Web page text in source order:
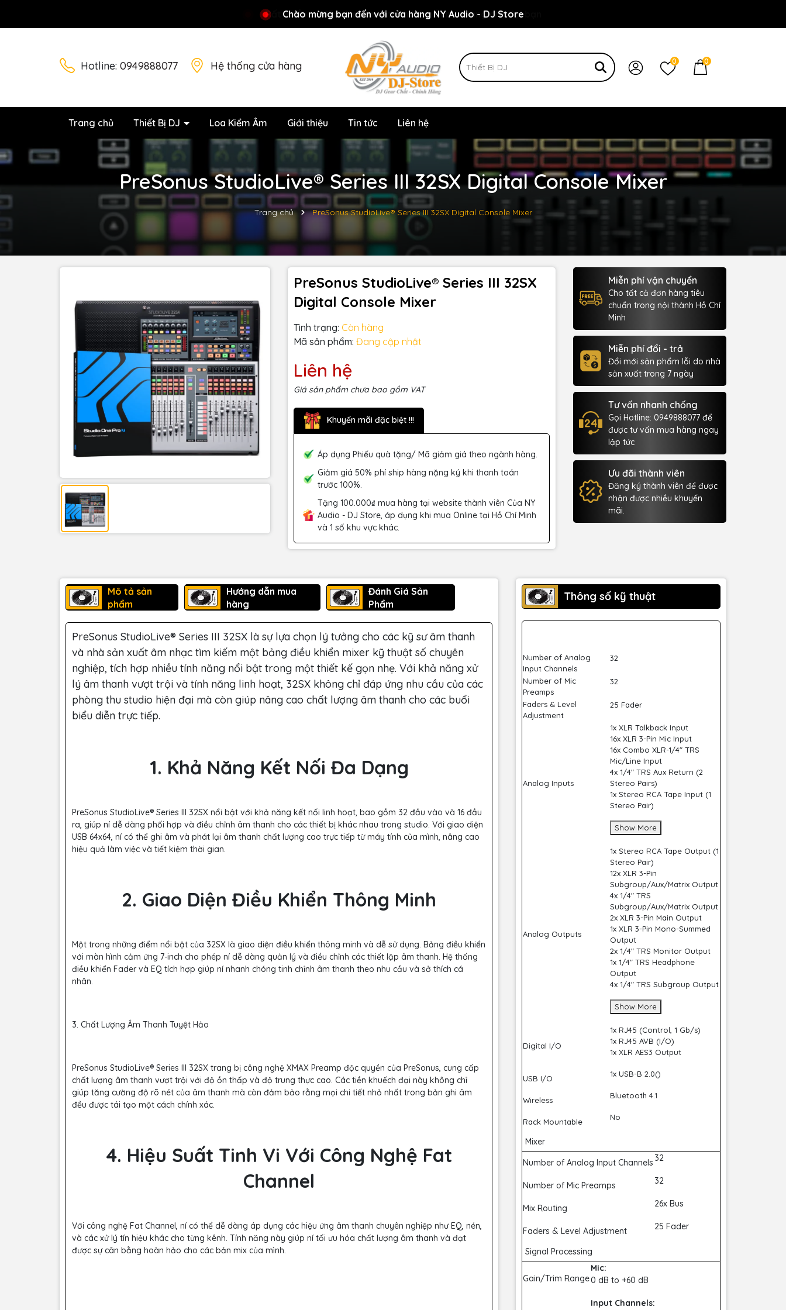
Chào mừng bạn đến với cửa hàng NY Audio - DJ Store
Rất nhiều ưu đãi và chương trình khuyến mãi đang chờ đợi bạn
Hotline: 0949888077 Hệ thống cửa hàng 0 0
Trang chủ Thiết Bị DJ Loa Kiểm Âm Giới thiệu Tin tức Liên hệ
PreSonus StudioLive® Series III 32SX Digital Console Mixer
Trang chủ PreSonus StudioLive® Series III 32SX Digital Console Mixer
PreSonus StudioLive® Series III 32SX
Digital Console Mixer
Tình trạng: Còn hàng
Mã sản phẩm: Đang cập nhật
Liên hệ
Giá sản phẩm chưa bao gồm VAT
Khuyến mãi đặc biệt !!!
Áp dụng Phiếu quà tặng/ Mã giảm giá theo ngành hàng.
Giảm giá 50% phí ship hàng nặng ký khi thanh toán
trước 100%.
Tặng 100.000₫ mua hàng tại website thành viên Của NY
Audio - DJ Store, áp dụng khi mua Online tại Hồ Chí Minh
và 1 số khu vực khác.
Miễn phí vận chuyển
Cho tất cả đơn hàng tiêu
chuẩn trong nội thành Hồ Chí
Minh
Miễn phí đổi - trả
Đổi mới sản phẩm lỗi do nhà
sản xuất trong 7 ngày
Tư vấn nhanh chống
Gọi Hotline: 0949888077 để
được tư vấn mua hàng ngay
lập tức
Ưu đãi thành viên
Đăng ký thành viên để được
nhận được nhiều khuyến
mãi.
Mô tả sản
phẩm
Hướng dẫn mua
hàng
Đánh Giá Sản
Phẩm
PreSonus StudioLive® Series III 32SX là sự lựa chọn lý tưởng cho các kỹ sư âm thanh
và nhà sản xuất âm nhạc tìm kiếm một bảng điều khiển mixer kỹ thuật số chuyên
nghiệp, tích hợp nhiều tính năng nổi bật trong một thiết kế gọn nhẹ. Với khả năng xử
lý âm thanh vượt trội và tính năng linh hoạt, 32SX không chỉ đáp ứng nhu cầu của các
phòng thu studio hiện đại mà còn giúp nâng cao chất lượng âm thanh cho các buổi
biểu diễn trực tiếp.
1. Khả Năng Kết Nối Đa Dạng
PreSonus StudioLive® Series III 32SX nổi bật với khả năng kết nối linh hoạt, bao gồm 32 đầu vào và 16 đầu
ra, giúp ní dễ dàng phối hợp và điều chỉnh âm thanh cho các thiết bị khác nhau trong studio. Với giao diện
USB 64x64, ní có thể ghi âm và phát lại âm thanh chất lượng cao trực tiếp từ máy tính của mình, nâng cao
hiệu quả làm việc và tiết kiệm thời gian.
2. Giao Diện Điều Khiển Thông Minh
Một trong những điểm nổi bật của 32SX là giao diện điều khiển thông minh và dễ sử dụng. Bảng điều khiển
với màn hình cảm ứng 7-inch cho phép ní dễ dàng quản lý và điều chỉnh các thiết lập âm thanh. Hệ thống
điều khiển Fader và EQ tích hợp giúp ní nhanh chóng tinh chỉnh âm thanh theo nhu cầu và sở thích cá
nhân.
3. Chất Lượng Âm Thanh Tuyệt Hảo
PreSonus StudioLive® Series III 32SX trang bị công nghệ XMAX Preamp độc quyền của PreSonus, cung cấp
chất lượng âm thanh vượt trội với độ ồn thấp và độ trung thực cao. Các tiền khuếch đại này không chỉ
giúp tăng cường độ rõ nét của âm thanh mà còn đảm bảo rằng mọi chi tiết nhỏ nhất trong bản ghi âm
đều được tái tạo một cách chính xác.
4. Hiệu Suất Tinh Vi Với Công Nghệ Fat
Channel
Với công nghệ Fat Channel, ní có thể dễ dàng áp dụng các hiệu ứng âm thanh chuyên nghiệp như EQ, nén,
và các xử lý tín hiệu khác cho từng kênh. Tính năng này giúp ní tối ưu hóa chất lượng âm thanh và đạt
được sự cân bằng hoàn hảo cho các bản mix của mình.
Thông số kỹ thuật
Number of Analog
Input Channels
32
Number of Mic
Preamps
32
Faders & Level
Adjustment
25 Fader
Analog Inputs
1x XLR Talkback Input
16x XLR 3-Pin Mic Input
16x Combo XLR-1/4" TRS
Mic/Line Input
4x 1/4" TRS Aux Return (2
Stereo Pairs)
1x Stereo RCA Tape Input (1
Stereo Pair)
Show More
Analog Outputs
1x Stereo RCA Tape Output (1
Stereo Pair)
12x XLR 3-Pin
Subgroup/Aux/Matrix Output
4x 1/4" TRS
Subgroup/Aux/Matrix Output
2x XLR 3-Pin Main Output
1x XLR 3-Pin Mono-Summed
Output
2x 1/4" TRS Monitor Output
1x 1/4" TRS Headphone
Output
4x 1/4" TRS Subgroup Output
Show More
Digital I/O
1x RJ45 (Control, 1 Gb/s)
1x RJ45 AVB (I/O)
1x XLR AES3 Output
USB I/O 1x USB-B 2.0()
Wireless Bluetooth 4.1
Rack Mountable No
Mixer
Number of Analog Input Channels 32
Number of Mic Preamps 32
Mix Routing 26x Bus
Faders & Level Adjustment 25 Fader
Signal Processing
Gain/Trim Range
Mic:
0 dB to +60 dB
Input Channels: